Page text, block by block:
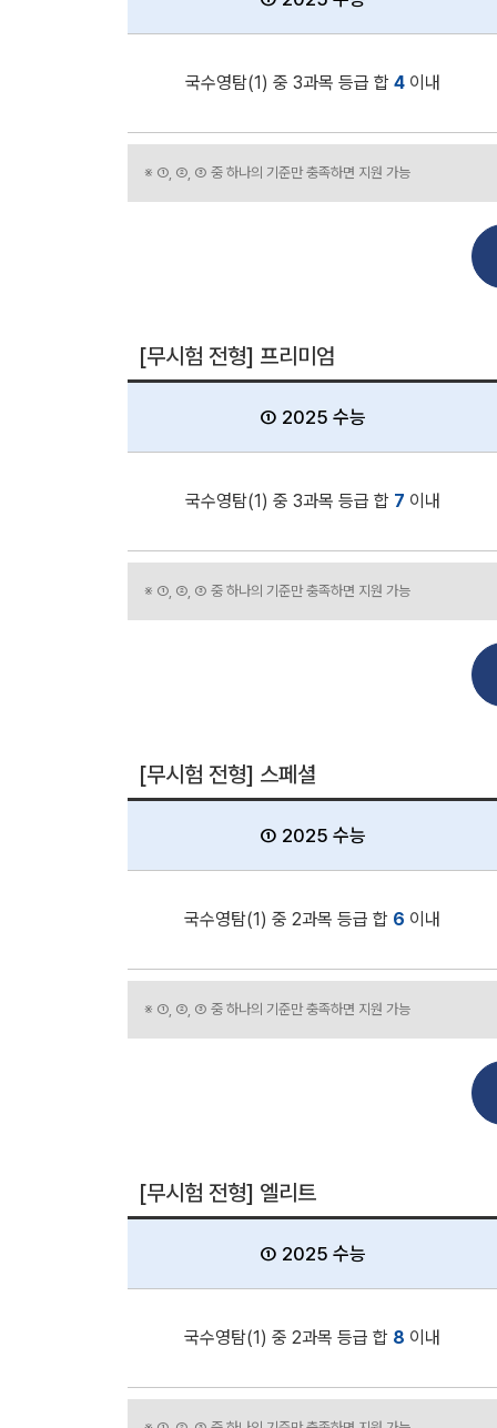
국수영탐(1) 중 3과목 등급 합 4이내
※ ①, ②, ③ 중 하나의 기준만 충족하면 지원 가능
[무시험 전형] 프리미엄
① 2025 수능
국수영탐(1) 중 3과목 등급 합 7 이내
※ ①, ②, ③ 중 하나의 기준만 충족하면 지원 가능
[무시험 전형] 스페셜
① 2025 수능
국수영탐(1) 중 2과목 등급 합 6 이내
※ ①, ②, ③ 중 하나의 기준만 충족하면 지원 가능
[무시험 전형] 엘리트
① 2025 수능
국수영탐(1) 중 2과목 등급 합 8 이내